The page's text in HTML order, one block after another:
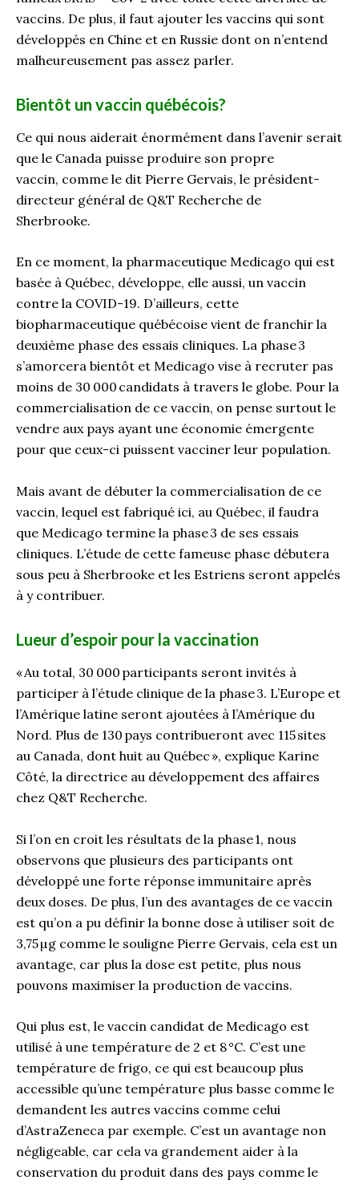
vaccins. De plus, il faut ajouter les vaccins qui sont
développés en Chine et en Russie dont on n’entend
malheureusement pas assez parler.
Bientôt un vaccin québécois?
Ce qui nous aiderait énormément dans l’avenir serait
que le Canada puisse produire son propre
vaccin, comme le dit Pierre Gervais, le président-
directeur général de Q&T Recherche de
Sherbrooke.
En ce moment, la pharmaceutique Medicago qui est
basée à Québec, développe, elle aussi, un vaccin
contre la COVID-19. D’ailleurs, cette
biopharmaceutique québécoise vient de franchir la
deuxième phase des essais cliniques. La phase 3
s’amorcera bientôt et Medicago vise à recruter pas
moins de 30 000 candidats à travers le globe. Pour la
commercialisation de ce vaccin, on pense surtout le
vendre aux pays ayant une économie émergente
pour que ceux-ci puissent vacciner leur population.
Mais avant de débuter la commercialisation de ce
vaccin, lequel est fabriqué ici, au Québec, il faudra
que Medicago termine la phase 3 de ses essais
cliniques. L’étude de cette fameuse phase débutera
sous peu à Sherbrooke et les Estriens seront appelés
à y contribuer.
Lueur d’espoir pour la vaccination
« Au total, 30 000 participants seront invités à
participer à l’étude clinique de la phase 3. L’Europe et
l’Amérique latine seront ajoutées à l’Amérique du
Nord. Plus de 130 pays contribueront avec 115 sites
au Canada, dont huit au Québec », explique Karine
Côté, la directrice au développement des affaires
chez Q&T Recherche.
Si l’on en croit les résultats de la phase 1, nous
observons que plusieurs des participants ont
développé une forte réponse immunitaire après
deux doses. De plus, l’un des avantages de ce vaccin
est qu’on a pu définir la bonne dose à utiliser soit de
3,75 µg comme le souligne Pierre Gervais, cela est un
avantage, car plus la dose est petite, plus nous
pouvons maximiser la production de vaccins.
Qui plus est, le vaccin candidat de Medicago est
utilisé à une température de 2 et 8 °C. C’est une
température de frigo, ce qui est beaucoup plus
accessible qu’une température plus basse comme le
demandent les autres vaccins comme celui
d’AstraZeneca par exemple. C’est un avantage non
négligeable, car cela va grandement aider à la
conservation du produit dans des pays comme le